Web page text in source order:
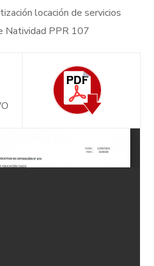
locación de servicios
Natividad PPR 107